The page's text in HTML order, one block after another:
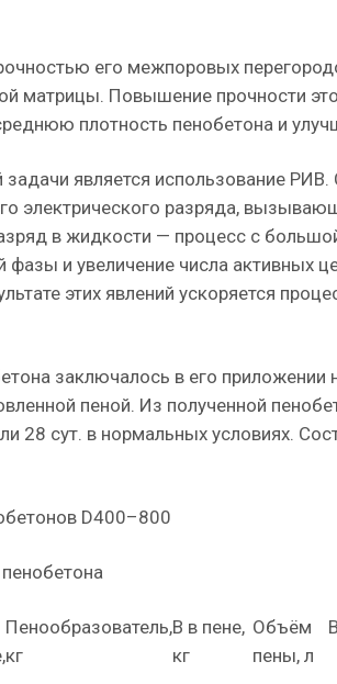
его межпоровых
матрицы. Повышение прочности
плотность пенобетона и
является использование
электрического разряда,
в жидкости — процесс с
и увеличение числа активных
этих явлений ускоряется
заключалось в его
пеной. Из полученной
28 сут. в нормальных условиях.
D400–800
Пенообразователь,
кг
В в пене,
кг
Объём
пены, л